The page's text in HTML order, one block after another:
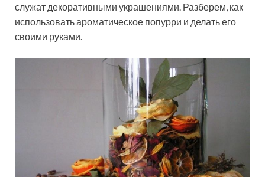
служат декоративными украшениями. Разберем, как
использовать ароматическое попурри и делать его
своими руками.